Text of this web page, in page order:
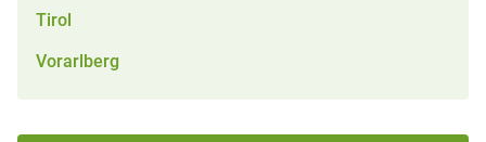
Tirol
Vorarlberg